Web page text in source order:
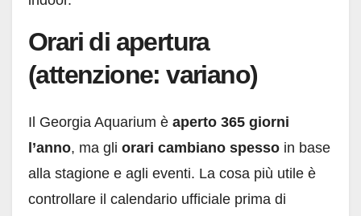
Orari di apertura
(attenzione: variano)
Il Georgia Aquarium è aperto 365 giorni
l’anno, ma gli orari cambiano spesso in base
alla stagione e agli eventi. La cosa più utile è
controllare il calendario ufficiale prima di